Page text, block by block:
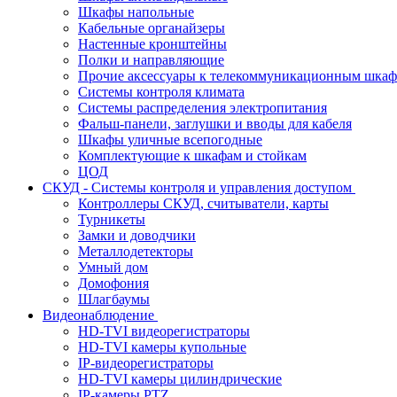
Шкафы напольные
Кабельные органайзеры
Настенные кронштейны
Полки и направляющие
Прочие аксессуары к телекоммуникационным
Системы контроля климата
Системы распределения электропитания
Фальш-панели, заглушки и вводы для кабеля
Шкафы уличные всепогодные
Комплектующие к шкафам и стойкам
ЦОД
СКУД - Системы контроля и управления доступом
Контроллеры СКУД, считыватели, карты
Турникеты
Замки и доводчики
Металлодетекторы
Умный дом
Домофония
Шлагбаумы
Видеонаблюдение
HD-TVI видеорегистраторы
HD-TVI камеры купольные
IP-видеорегистраторы
HD-TVI камеры цилиндрические